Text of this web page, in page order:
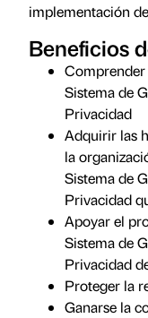
implementación
Beneficios
Sistema de
Privacidad
Adquirir las
la
Sistema de
Privacidad
Apoyar el
Sistema de
Privacidad
Proteger la
Ganarse la